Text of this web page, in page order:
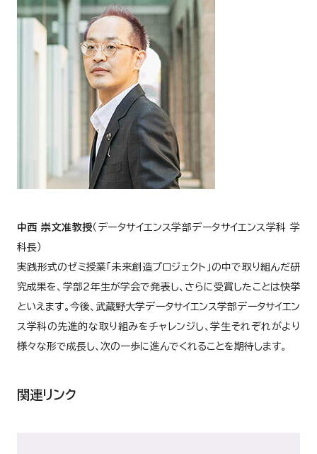
中西 崇文准教授（データサイエンス学部データサイエンス学科 学
科長）
実践形式のゼミ授業「未来創造プロジェクト」の中で取り組んだ研
究成果を、学部２年生が学会で発表し、さらに受賞したことは快挙
といえます。今後、武蔵野大学データサイエンス学部データサイエン
ス学科の先進的な取り組みをチャレンジし、学生それぞれがより
様々な形で成長し、次の一歩に進んでくれることを期待します。
関連リンク